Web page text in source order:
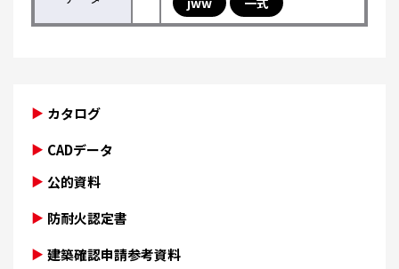
カタログ
CADデータ
公的資料
防耐火認定書
建築確認申請参考資料